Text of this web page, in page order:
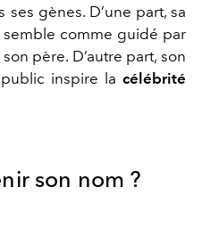
gènes. D’une part, sa
comme guidé par
père. D’autre part, son
inspire la célébrité
son nom ?